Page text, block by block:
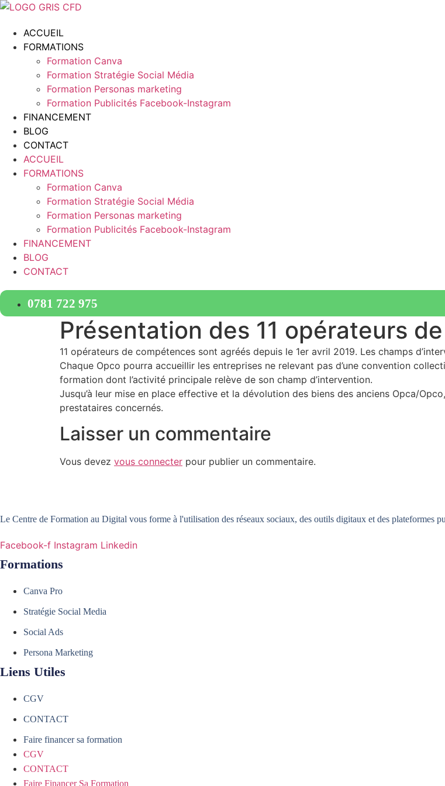
Aller
contenuACCUEIL
FORMATIONS
Formation Canva
Formation Stratégie Social Média
Formation Personas marketing
Formation Publicités Facebook-Instagram
FINANCEMENT
BLOG
CONTACT
ACCUEIL
FORMATIONS
Formation Canva
Formation Stratégie Social Média
Formation Personas marketing
Formation Publicités Facebook-Instagram
FINANCEMENT
BLOG
CONTACT
0781 722 975
Présentation des 11 opérateurs
11 opérateurs de compétences sont agréés depuis le 1er avril 2019. Les champs
Chaque Opco pourra accueillir les entreprises ne relevant pas d’une convention
formation dont l’activité principale relève de son champ d’intervention.
Jusqu’à leur mise en place effective et la dévolution des biens des anciens Opca/
prestataires concernés.
Laisser un commentaire
Vous devez vous connecter pour publier un commentaire.
Le Centre de Formation au Digital vous forme à l'utilisation des réseaux sociaux, des outils digitaux et des plateformes
Facebook-f Instagram Linkedin
Formations
Canva Pro
Stratégie Social Media
Social Ads
Persona Marketing
Liens Utiles
CGV
CONTACT
Faire financer sa formation
CGV
CONTACT
Faire Financer Sa Formation